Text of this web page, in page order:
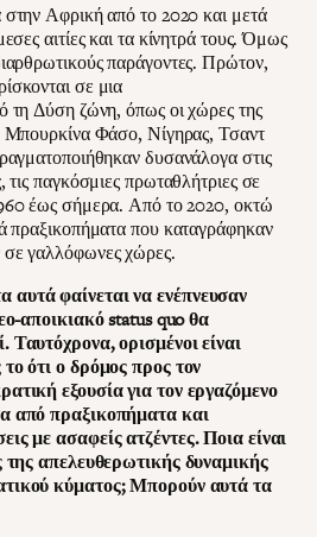
Αφρική από το 2020 και μετά
αιτίες και τα κίνητρά τους. Όμως
παράγοντες. Πρώτον,
σε μια
τη Δύση ζώνη, όπως οι χώρες της
Φάσο, Νίγηρας, Τσαντ
δυσανάλογα στις
τις παγκόσμιες πρωταθλήτριες σε
έως σήμερα. Από το 2020, οκτώ
πραξικοπήματα που καταγράφηκαν
γαλλόφωνες χώρες.
φαίνεται να ενέπνευσαν
αποικιακό status quo θα
ορισμένοι είναι
ότι ο δρόμος προς τον
εξουσία για τον εργαζόμενο
από πραξικοπήματα και
με ασαφείς ατζέντες. Ποια είναι
της απελευθερωτικής δυναμικής
κύματος; Μπορούν αυτά τα